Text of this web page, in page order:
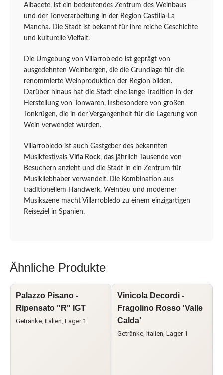
Albacete, ist ein bedeutendes Zentrum des Weinbaus
und der Tonverarbeitung in der Region Castilla-La
Mancha. Die Stadt ist bekannt für ihre reiche Geschichte
und kulturelle Vielfalt.
Die Umgebung von Villarrobledo ist geprägt von
ausgedehnten Weinbergen, die die Grundlage für die
renommierte Weinproduktion der Region bilden.
Darüber hinaus hat die Stadt eine lange Tradition in der
Herstellung von Tonwaren, insbesondere von großen
Tonkrügen, die in der Vergangenheit für die Lagerung von
Wein verwendet wurden.
Villarrobledo ist auch Gastgeber des bekannten
Musikfestivals Viña Rock, das jährlich Tausende von
Besuchern anzieht und die Stadt in ein Zentrum für
Musikliebhaber verwandelt. Die Kombination aus
traditionellem Handwerk, Weinbau und moderner
Musikszene macht Villarrobledo zu einem einzigartigen
Reiseziel in Spanien.
Ähnliche Produkte
Palazzo Pisano -
Ripensato "R" IGT
Getränke, Italien, Lager 1
Vinicola Decordi -
Fragolino Rosso 'Valle
Calda'
Getränke, Italien, Lager 1